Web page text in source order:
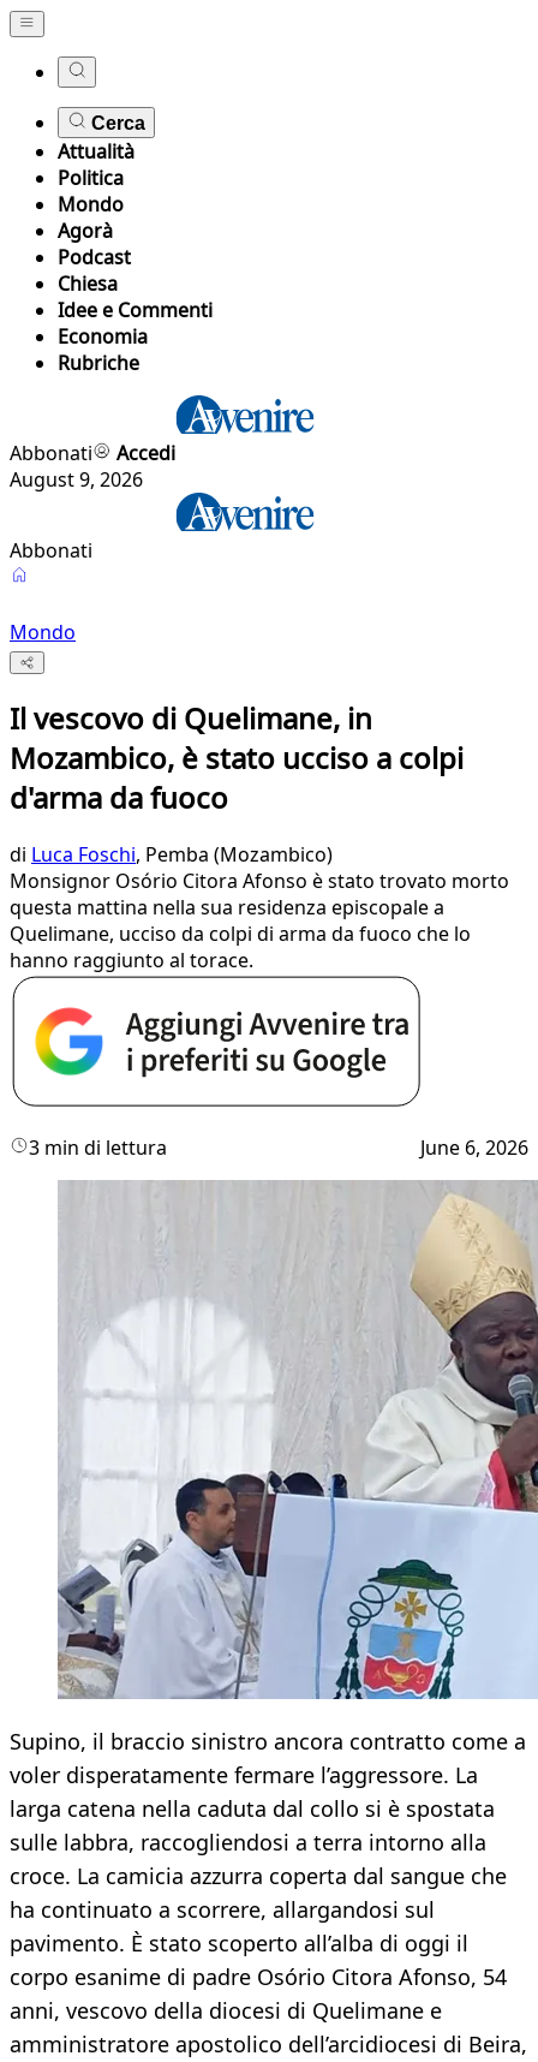
Cerca
Attualità
Politica
Mondo
Agorà
Podcast
Chiesa
Idee e Commenti
Economia
Rubriche
Abbonati
Accedi
August 9, 2026
Abbonati
Mondo
Il vescovo di Quelimane, in
Mozambico, è stato ucciso a colpi
d'arma da fuoco
di Luca Foschi, Pemba (Mozambico)
Monsignor Osório Citora Afonso è stato trovato morto
questa mattina nella sua residenza episcopale a
Quelimane, ucciso da colpi di arma da fuoco che lo
hanno raggiunto al torace.
3 min di lettura June 6, 2026
Supino, il braccio sinistro ancora contratto come a
voler disperatamente fermare l’aggressore. La
larga catena nella caduta dal collo si è spostata
sulle labbra, raccogliendosi a terra intorno alla
croce. La camicia azzurra coperta dal sangue che
ha continuato a scorrere, allargandosi sul
pavimento. È stato scoperto all’alba di oggi il
corpo esanime di padre Osório Citora Afonso, 54
anni, vescovo della diocesi di Quelimane e
amministratore apostolico dell’arcidiocesi di Beira,